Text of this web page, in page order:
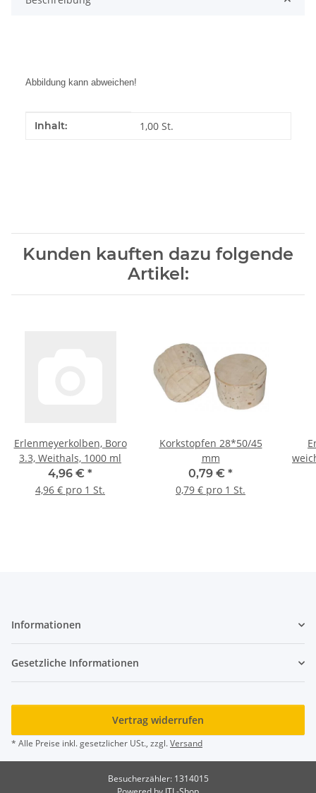
Abbildung kann abweichen!
Produkteigenschaft
Wert
Inhalt: 1,00 St.
Kunden kauften dazu folgende
Artikel:
Erlenmeyerkolben, Boro
3.3, Weithals, 1000 ml
4,96 € *
4,96 € pro 1 St.
Korkstopfen 28*50/45
mm
0,79 € *
0,79 € pro 1 St.
Informationen
Gesetzliche Informationen
Vertrag widerrufen
* Alle Preise inkl. gesetzlicher USt., zzgl.Versand
Besucherzähler: 1314015